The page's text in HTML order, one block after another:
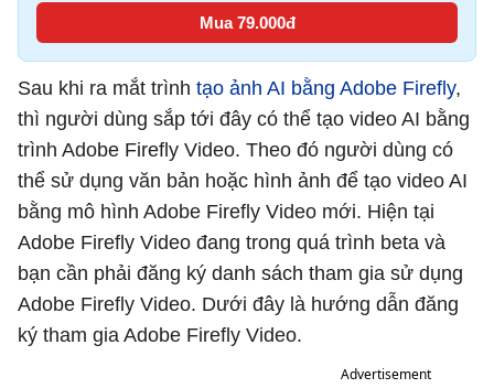
Mua 79.000đ
Sau khi ra mắt trình tạo ảnh AI bằng Adobe Firefly,
thì người dùng sắp tới đây có thể tạo video AI bằng
trình Adobe Firefly Video. Theo đó người dùng có
thể sử dụng văn bản hoặc hình ảnh để tạo video AI
bằng mô hình Adobe Firefly Video mới. Hiện tại
Adobe Firefly Video đang trong quá trình beta và
bạn cần phải đăng ký danh sách tham gia sử dụng
Adobe Firefly Video. Dưới đây là hướng dẫn đăng
ký tham gia Adobe Firefly Video.
Advertisement